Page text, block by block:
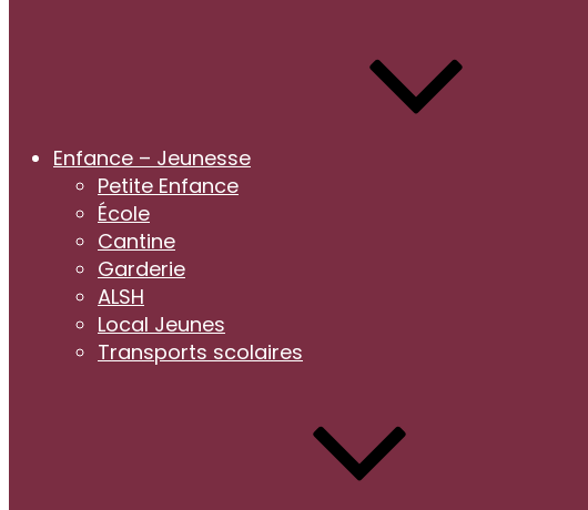
Enfance – Jeunesse
Petite Enfance
École
Cantine
Garderie
ALSH
Local Jeunes
Transports scolaires